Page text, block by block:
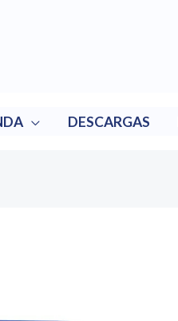
DESCARGAS